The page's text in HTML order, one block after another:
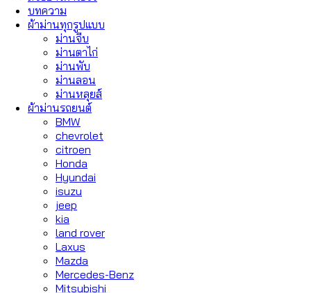
บทความ
ผ้าม่านทุกรูปแบบ
ม่านจีบ
ม่านตาไก่
ม่านพับ
ม่านลอน
ม่านหลุยส์
ผ้าม่านรถยนต์
BMW
chevrolet
citroen
Honda
Hyundai
isuzu
jeep
kia
land rover
Laxus
Mazda
Mercedes-Benz
Mitsubishi